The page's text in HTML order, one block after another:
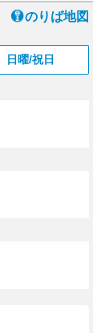
のりば地図
日曜/祝日